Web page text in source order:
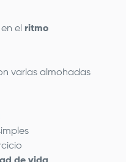
el ritmo
varias almohadas